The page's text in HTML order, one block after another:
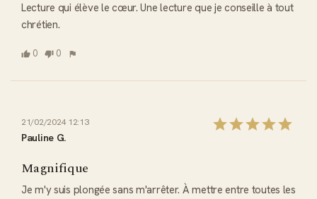
Lecture qui élève le cœur. Une lecture que je conseille à tout
chrétien.
0 0
21/02/2024 12:13
Pauline G.
Magnifique
Je m'y suis plongée sans m'arrêter. À mettre entre toutes les